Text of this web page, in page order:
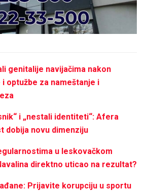
genitalije navijačima nakon
optužbe za nameštanje i
i „nestali identiteti“: Afera
dobija novu dimenziju
u leskovačkom
direktno uticao na rezultat?
Prijavite korupciju u sportu